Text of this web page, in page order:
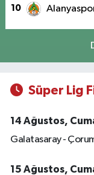
10
Süper Lig
14 Ağustos,
Galatasaray -
15 Ağustos,